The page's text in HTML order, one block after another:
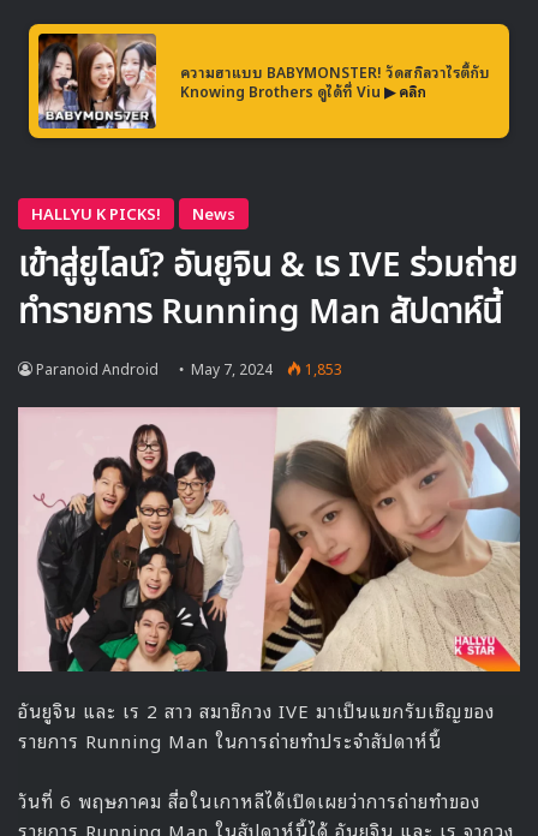
166 ตัวเลขสถิติของ คิมจีวอน
ความฮาแบบ BABYMONSTER! วัดสกิลวาไรตี้กับ
Knowing Brothers ดูได้ที่ Viu ▶ คลิก